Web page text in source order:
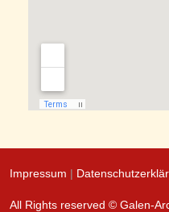
Impressum |
All Rights reserved © Galen-